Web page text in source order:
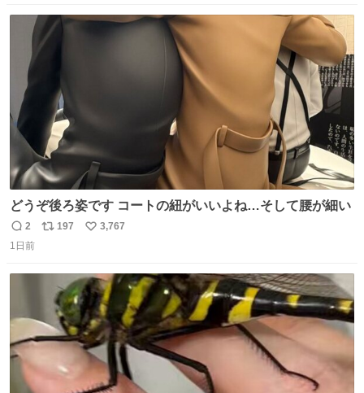
ト
数
どうぞ後ろ姿です コートの紐がいいよね…そして腰が細い
返
信
2
リ
197
い
数
3,767
1日前